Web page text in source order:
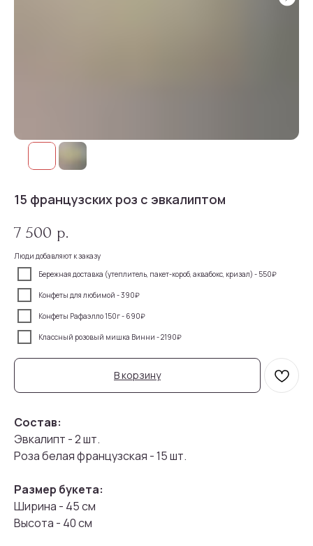
15 французских роз с эвкалиптом
7 500 р.
Люди добавляют к заказу
Бережная доставка (утеплитель, пакет-короб, аквабокс, кризал) - 550₽
Конфеты для любимой - 390₽
Конфеты Рафаэлло 150г - 690₽
Классный розовый мишка Винни - 2190₽
В корзину
Состав:
Эвкалипт - 2 шт.
Роза белая французская - 15 шт.
Размер букета:
Ширина - 45 см
Высота - 40 см